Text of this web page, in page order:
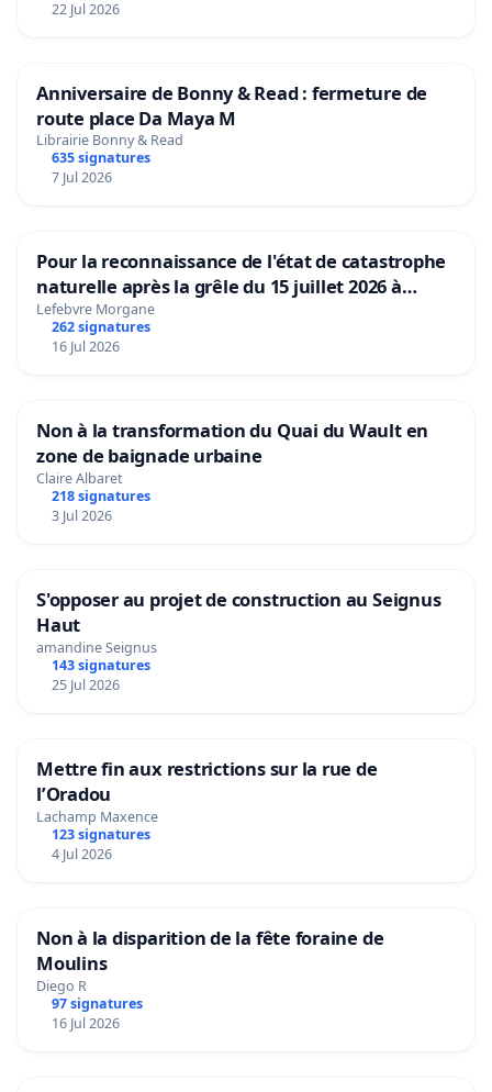
22 Jul 2026
Anniversaire de Bonny & Read : fermeture de
route place Da Maya M
Librairie Bonny & Read
635 signatures
7 Jul 2026
Pour la reconnaissance de l'état de catastrophe
naturelle après la grêle du 15 juillet 2026 à
Aubenas et ses alentours
Lefebvre Morgane
262 signatures
16 Jul 2026
Non à la transformation du Quai du Wault en
zone de baignade urbaine
Claire Albaret
218 signatures
3 Jul 2026
S'opposer au projet de construction au Seignus
Haut
amandine Seignus
143 signatures
25 Jul 2026
Mettre fin aux restrictions sur la rue de
l’Oradou
Lachamp Maxence
123 signatures
4 Jul 2026
Non à la disparition de la fête foraine de
Moulins
Diego R
97 signatures
16 Jul 2026